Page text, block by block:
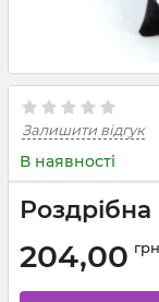
Залишити відгук
В наявності
Роздрібна
204,00 грн